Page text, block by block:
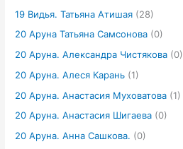
19 Видья. Татьяна Атишая (28)
20 Аруна Татьяна Самсонова (0)
20 Аруна. Александра Чистякова (0)
20 Аруна. Алеся Карань (1)
20 Аруна. Анастасия Муховатова (1)
20 Аруна. Анастасия Шигаева (0)
20 Аруна. Анна Сашкова. (0)